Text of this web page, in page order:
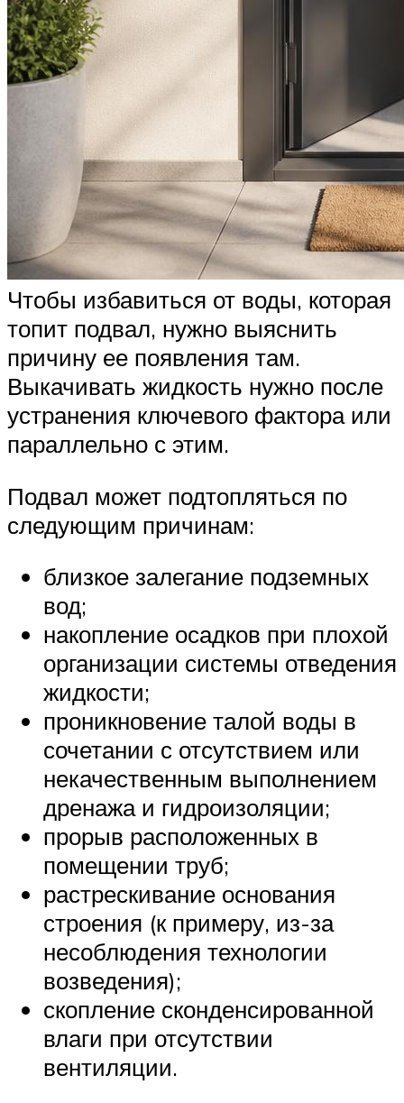
Чтобы избавиться от воды, которая
топит подвал, нужно выяснить
причину ее появления там.
Выкачивать жидкость нужно после
устранения ключевого фактора или
параллельно с этим.
Подвал может подтопляться по
следующим причинам:
близкое залегание подземных
вод;
накопление осадков при плохой
организации системы отведения
жидкости;
проникновение талой воды в
сочетании с отсутствием или
некачественным выполнением
дренажа и гидроизоляции;
прорыв расположенных в
помещении труб;
растрескивание основания
строения (к примеру, из-за
несоблюдения технологии
возведения);
скопление сконденсированной
влаги при отсутствии
вентиляции.